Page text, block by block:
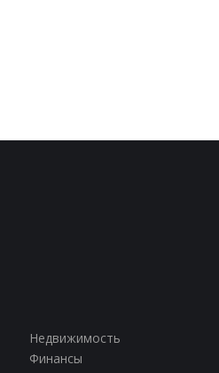
Недвижимость
Финансы